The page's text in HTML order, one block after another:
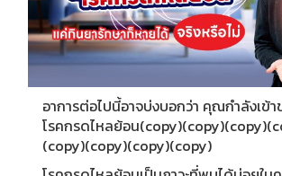
อาการต่อไปนี้อาจบ่งบอกว่า คุณกำลังเข้า
โรคกรดไหลย้อน
(copy)(copy)(copy)(copy)